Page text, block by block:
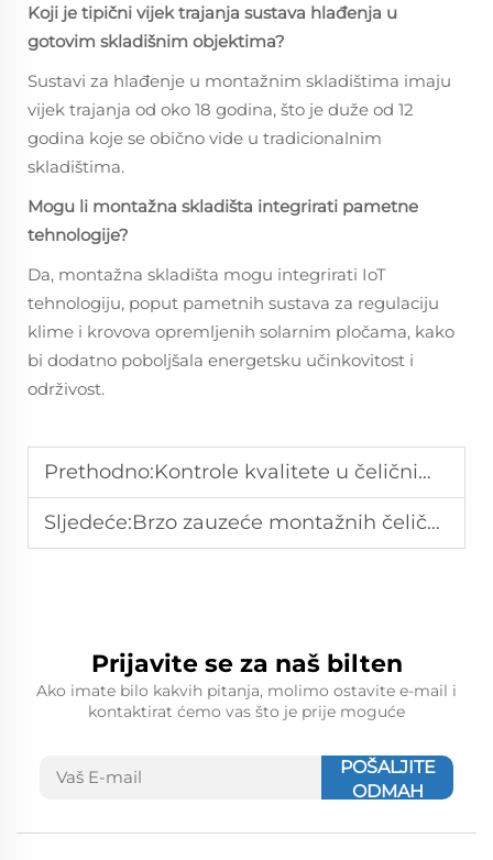
Koji je tipični vijek trajanja sustava hlađenja u
gotovim skladišnim objektima?
Sustavi za hlađenje u montažnim skladištima imaju
vijek trajanja od oko 18 godina, što je duže od 12
godina koje se obično vide u tradicionalnim
skladištima.
Mogu li montažna skladišta integrirati pametne
tehnologije?
Da, montažna skladišta mogu integrirati IoT
tehnologiju, poput pametnih sustava za regulaciju
klime i krovova opremljenih solarnim pločama, kako
bi dodatno poboljšala energetsku učinkovitost i
održivost.
Prethodno:Kontrole kvalitete u čeličnim radionicama: Proizvodi bez nedostataka
Sljedeće:Brzo zauzeće montažnih čeličnih objekata: Brzi povrat ulaganja
Prijavite se za naš bilten
Ako imate bilo kakvih pitanja, molimo ostavite e-mail i
kontaktirat ćemo vas što je prije moguće
POŠALJITE
ODMAH